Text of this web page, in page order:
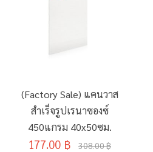
(Factory Sale) แคนวาส
สำเร็จรูปเรนาซองซ์
450แกรม 40x50ซม.
177.00 ฿ 308.00 ฿